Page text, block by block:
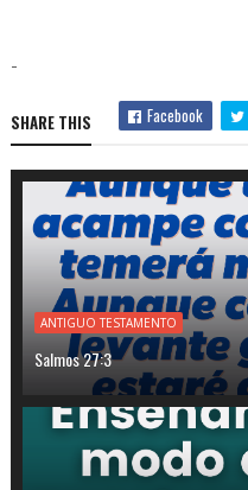
-
SHARE THIS Facebook
ANTIGUO TESTAMENTO
Salmos 27:3